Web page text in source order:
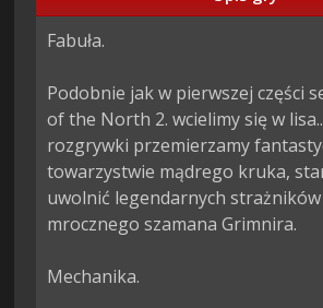
Fabuła.
Podobnie jak w pierwszej części
of the North 2. wcielimy się w
rozgrywki przemierzamy
towarzystwie mądrego kruka,
uwolnić legendarnych
mrocznego szamana Grimnira.
Mechanika.